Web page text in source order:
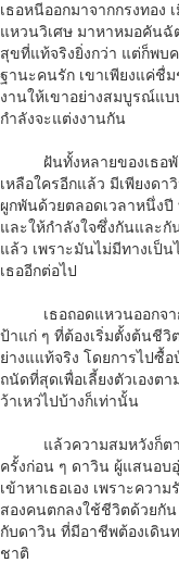
เธอหนีออกมาจากกรงทอง
แหวนวิเศษ มาหาหมอคัน
สุขที่แท้จริงยิ่งกว่า แต่ก็พบ
ฐานะคนรัก เขาเพียงแค่ชื่
งานให้เขาอย่างสมบูรณ์แ
กำลังจะแต่งงานกัน
ฝันทั้งหลายของเธอพังท
เหลือใครอีกแล้ว มีเพียงด
ผูกพันด้วยตลอดเวลาหนึ่งปี
และให้กําลังใจซึ่งกันและกั
แล้ว เพราะมันไม่มีทางเป็
เธออีกต่อไป
เธอถอดแหวนออกจาก
ป้าแก่ ๆ ที่ต้องเริ่มตั้งต้นชีวิ
ย่างแแท้จริง โดยการไปซื้
ถนัดที่สุดเพื่อเลี้ยงตัวเองต
ว้าเหว่ไปบ้างก็เท่านั้น
แล้วความสมหวังก็ตาม
ครั้งก่อน ๆ ดาวิน ผู้แสนอบ
เข้าหาเธอเอง เพราะควา
สองคนตกลงใช้ชีวิตด้วยกัน
กับดาวิน ที่มีอาชีพต้องเดิน
ชาติ